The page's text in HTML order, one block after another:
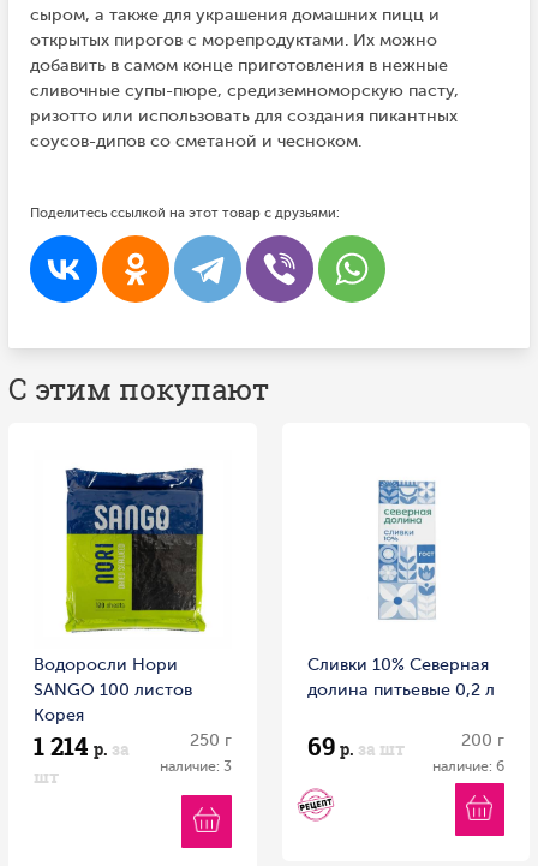
сыром, а также для украшения домашних пицц и
открытых пирогов с морепродуктами. Их можно
добавить в самом конце приготовления в нежные
сливочные супы-пюре, средиземноморскую пасту,
ризотто или использовать для создания пикантных
соусов-дипов со сметаной и чесноком.
Поделитесь ссылкой на этот товар с друзьями:
С этим покупают
Водоросли Нори
SANGO 100 листов
Корея
1 214 р. за
шт
250 г
наличие: 3
Сливки 10% Северная
долина питьевые 0,2 л
69 р. за шт 200 г
наличие: 6